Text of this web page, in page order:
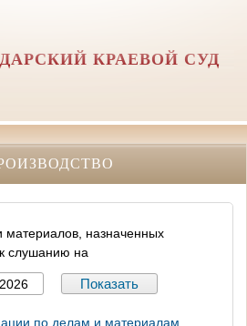
КРАЕВОЙ СУД
материалов, назначенных
к слушанию на
по делам и материалам